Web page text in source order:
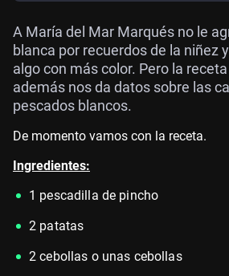
A María del Mar Marqués no le
blanca por recuerdos de la niñez
algo con más color. Pero la
además nos da datos sobre las
pescados blancos.
De momento vamos con la receta.
Ingredientes:
1 pescadilla de pincho
2 patatas
2cebollas o unas cebollas